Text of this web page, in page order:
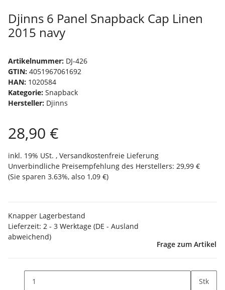
Djinns 6 Panel Snapback Cap Linen
2015 navy
Artikelnummer: DJ-426
GTIN: 4051967061692
HAN: 1020584
Kategorie: Snapback
Hersteller: Djinns
28,90 €
inkl. 19% USt. , Versandkostenfreie Lieferung
Unverbindliche Preisempfehlung des Herstellers: 29,99 €
(Sie sparen 3.63%, also 1,09 €)
Knapper Lagerbestand
Lieferzeit: 2 - 3 Werktage (DE - Ausland
abweichend)
Frage zum Artikel
Stk